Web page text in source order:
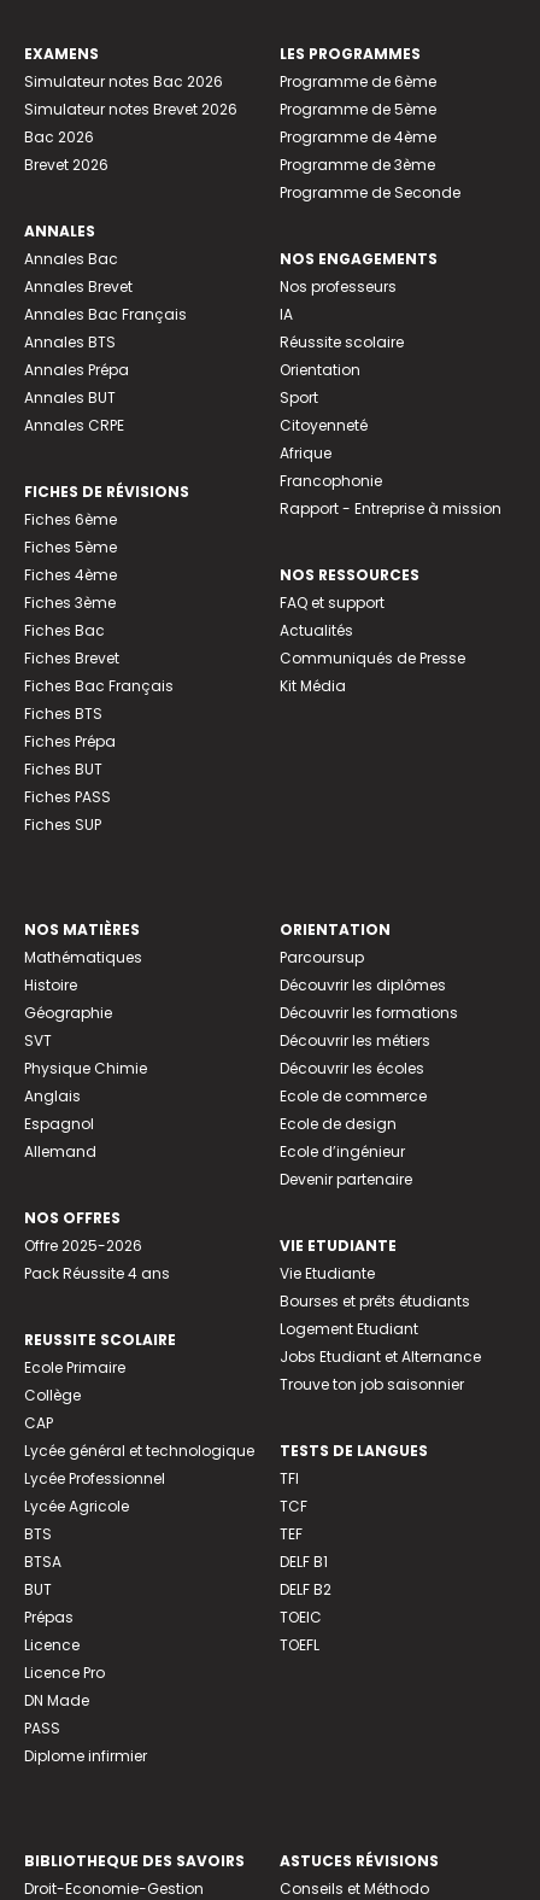
EXAMENS
Simulateur notes Bac 2026
Simulateur notes Brevet 2026
Bac 2026
Brevet 2026
ANNALES
Annales Bac
Annales Brevet
Annales Bac Français
Annales BTS
Annales Prépa
Annales BUT
Annales CRPE
FICHES DE RÉVISIONS
Fiches 6ème
Fiches 5ème
Fiches 4ème
Fiches 3ème
Fiches Bac
Fiches Brevet
Fiches Bac Français
Fiches BTS
Fiches Prépa
Fiches BUT
Fiches PASS
Fiches SUP
LES PROGRAMMES
Programme de 6ème
Programme de 5ème
Programme de 4ème
Programme de 3ème
Programme de Seconde
NOS ENGAGEMENTS
Nos professeurs
IA
Réussite scolaire
Orientation
Sport
Citoyenneté
Afrique
Francophonie
Rapport - Entreprise à mission
NOS RESSOURCES
FAQ et support
Actualités
Communiqués de Presse
Kit Média
NOS MATIÈRES
Mathématiques
Histoire
Géographie
SVT
Physique Chimie
Anglais
Espagnol
Allemand
NOS OFFRES
Offre 2025-2026
Pack Réussite 4 ans
REUSSITE SCOLAIRE
Ecole Primaire
Collège
CAP
Lycée général et technologique
Lycée Professionnel
Lycée Agricole
BTS
BTSA
BUT
Prépas
Licence
Licence Pro
DN Made
PASS
Diplome infirmier
ORIENTATION
Parcoursup
Découvrir les diplômes
Découvrir les formations
Découvrir les métiers
Découvrir les écoles
Ecole de commerce
Ecole de design
Ecole d’ingénieur
Devenir partenaire
VIE ETUDIANTE
Vie Etudiante
Bourses et prêts étudiants
Logement Etudiant
Jobs Etudiant et Alternance
Trouve ton job saisonnier
TESTS DE LANGUES
TFI
TCF
TEF
DELF B1
DELF B2
TOEIC
TOEFL
BIBLIOTHEQUE DES SAVOIRS
Droit-Economie-Gestion
ASTUCES RÉVISIONS
Conseils et Méthodo